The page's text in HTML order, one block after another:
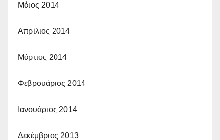
Μάιος 2014
Απρίλιος 2014
Μάρτιος 2014
Φεβρουάριος 2014
Ιανουάριος 2014
Δεκέμβριος 2013